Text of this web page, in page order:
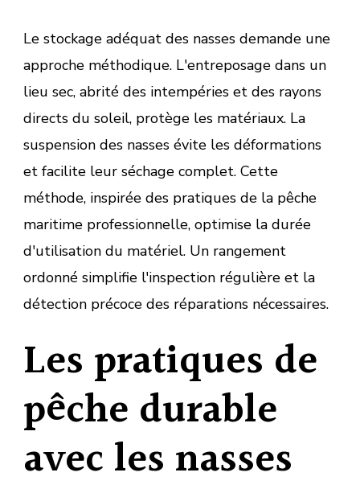
Le stockage adéquat des nasses demande une
approche méthodique. L'entreposage dans un
lieu sec, abrité des intempéries et des rayons
directs du soleil, protège les matériaux. La
suspension des nasses évite les déformations
et facilite leur séchage complet. Cette
méthode, inspirée des pratiques de la pêche
maritime professionnelle, optimise la durée
d'utilisation du matériel. Un rangement
ordonné simplifie l'inspection régulière et la
détection précoce des réparations nécessaires.
Les pratiques de
pêche durable
avec les nasses